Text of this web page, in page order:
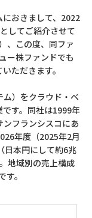
おきまして、2022
してご紹介させて
、この度、同ファ
ー株ファンドでも
ただきます。
ム）をクラウド・ベ
す。同社は1999年
フランシスコにあ
年度（2025年2月
日本円にして約6兆
地域別の売上構成
。